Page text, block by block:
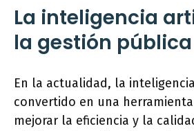
La inteligencia
la gestión pública
En la actualidad, la
convertido en una
mejorar la eficiencia y la